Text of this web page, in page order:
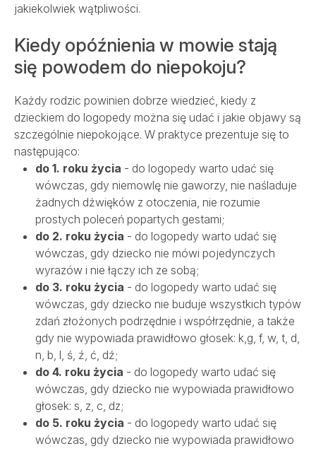
jakiekolwiek wątpliwości.
Kiedy opóźnienia w mowie stają
się powodem do niepokoju?
Każdy rodzic powinien dobrze wiedzieć, kiedy z
dzieckiem do logopedy można się udać i jakie objawy są
szczególnie niepokojące. W praktyce prezentuje się to
następująco:
do 1. roku życia - do logopedy warto udać się
wówczas, gdy niemowlę nie gaworzy, nie naśladuje
żadnych dźwięków z otoczenia, nie rozumie
prostych poleceń popartych gestami;
do 2. roku życia - do logopedy warto udać się
wówczas, gdy dziecko nie mówi pojedynczych
wyrazów i nie łączy ich ze sobą;
do 3. roku życia - do logopedy warto udać się
wówczas, gdy dziecko nie buduje wszystkich typów
zdań złożonych podrzędnie i współrzędnie, a także
gdy nie wypowiada prawidłowo głosek: k,g, f, w, t, d,
n, b, l, ś, ź, ć, dź;
do 4. roku życia - do logopedy warto udać się
wówczas, gdy dziecko nie wypowiada prawidłowo
głosek: s, z, c, dz;
do 5. roku życia - do logopedy warto udać się
wówczas, gdy dziecko nie wypowiada prawidłowo